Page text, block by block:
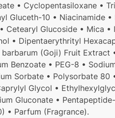
• Cyclopentasiloxane •
Gluceth-10 • Niacinamide •
Glucoside • Mica •
• Dipentaerythrityl
(Goji) Fruit Extract
Benzoate • PEG-8 •
Sorbate • Polysorbate 80
Glycol •
Gluconate •
• Parfum (Fragrance).